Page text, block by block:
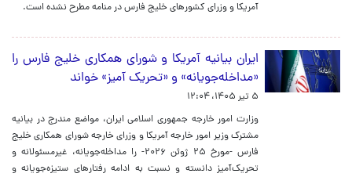
آمریکا و وزرای کشورهای خلیج فارس در منامه مطرح نشده است.
ایران بیانیه آمریکا و شورای همکاری خلیج فارس را
«مداخله‌جویانه» و «تحریک آمیز» خواند
۵ تیر ۱۴۰۵، ۱۲:۰۴
وزارت امور خارجه جمهوری اسلامی ایران، مواضع مندرج در بیانیه
مشترک وزیر امور خارجه آمریکا و وزرای خارجه شورای همکاری خلیج
فارس -مورخ ۲۵ ژوئن ۲۰۲۶- را مداخله‌جویانه، غیرمسئولانه و
تحریک‌آمیز دانسته و نسبت به ادامه رفتارهای ستیزه‌جویانه و